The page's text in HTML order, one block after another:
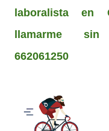
laboralista en
llamarme sin
662061250